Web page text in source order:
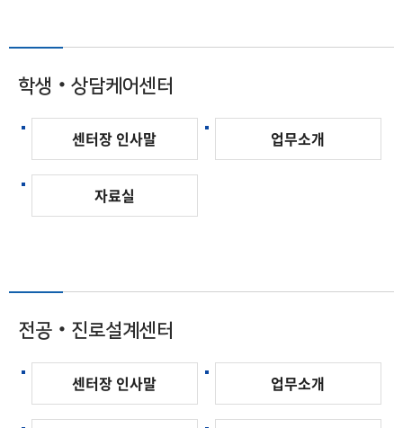
학생‧상담케어센터
센터장 인사말 업무소개
자료실
전공‧진로설계센터
센터장 인사말 업무소개